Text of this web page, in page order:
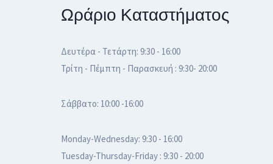
Οι
μπορούν
επιλεγούν
σελίδα
του
Ωράριο Καταστήματος
Δευτέρα - Τετάρτη: 9:30 - 16:00
Τρίτη - Πέμπτη - Παρασκευή : 9:30- 20:00
Σάββατο: 10:00 -16:00
Monday-Wednesday: 9:30 - 16:00
Tuesday-Thursday-Friday : 9:30 - 20:00